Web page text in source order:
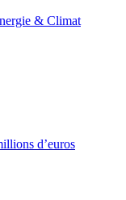
& Climat
d’euros